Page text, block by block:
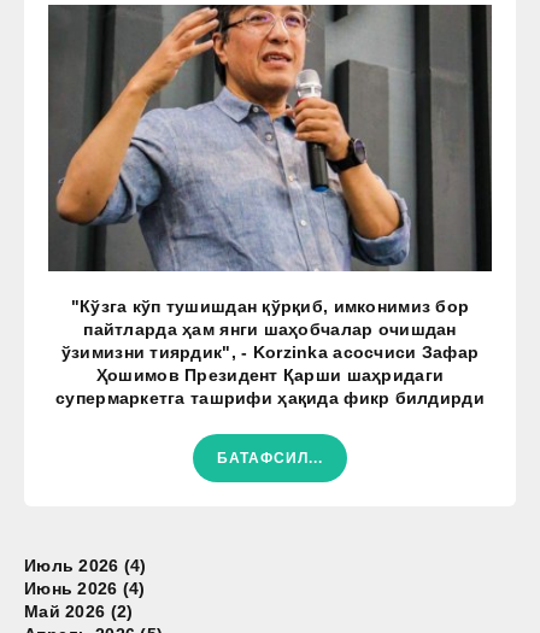
"Кўзга кўп тушишдан қўрқиб, имконимиз бор
пайтларда ҳам янги шаҳобчалар очишдан
ўзимизни тиярдик", - Korzinka асосчиси Зафар
Ҳошимов Президент Қарши шаҳридаги
супермаркетга ташрифи ҳақида фикр билдирди
БАТАФСИЛ...
Июль 2026 (4)
Июнь 2026 (4)
Май 2026 (2)